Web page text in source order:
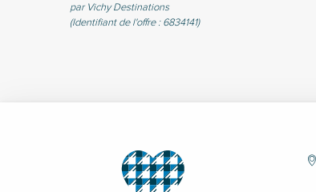
par Vichy Destinations
(Identifiant de l'offre : 6834141)